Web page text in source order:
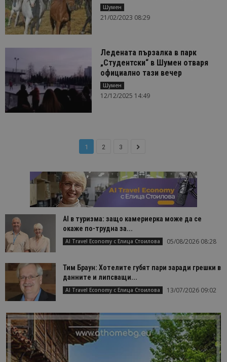
Шумен
21/02/2023 08:29
Ледената пързалка в парк
„Студентски“ в Шумен отваря
официално тази вечер
Шумен
12/12/2025 14:49
1 2 3
AI в туризма: защо камериерка може да се
окаже по-трудна за...
AI Travel Economy с Елица Стоилова 05/08/2026 08:28
Тим Браун: Хотелите губят пари заради грешки в
данните и липсващи...
AI Travel Economy с Елица Стоилова 13/07/2026 09:02